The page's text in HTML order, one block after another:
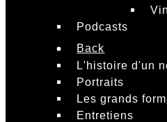
Podcasts
Back
L'histoire d'un
Portraits
Les grands
Entretiens